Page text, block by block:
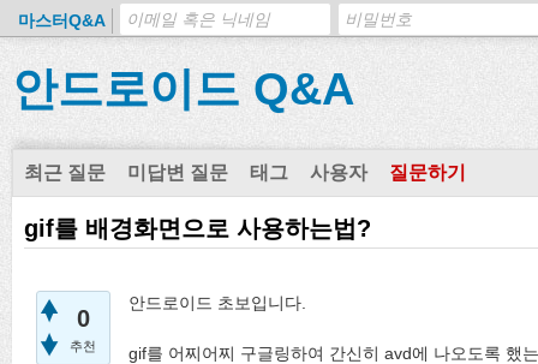
마스터Q&A
안드로이드 Q&A
최근 질문 미답변 질문 태그 사용자 질문하기
gif를 배경화면으로 사용하는법?
0
추천
안드로이드 초보입니다.
gif를 어찌어찌 구글링하여 간신히 avd에 나오도록 했